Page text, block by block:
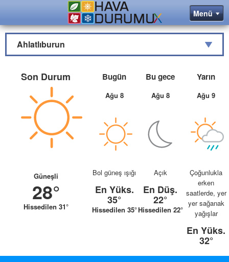
Ahlatlıburun
Son Durum
Güneşli
28°
Hissedilen 31°
Bugün
Ağu 8
Bol güneş ışığı
En Yüks.
35°
Hissedilen 35°
Bu gece
Ağu 8
Açık
En Düş.
22°
Hissedilen 22°
Yarın
Ağu 9
Çoğunlukla
erken
saatlerde, yer
yer sağanak
yağışlar
En Yüks.
32°